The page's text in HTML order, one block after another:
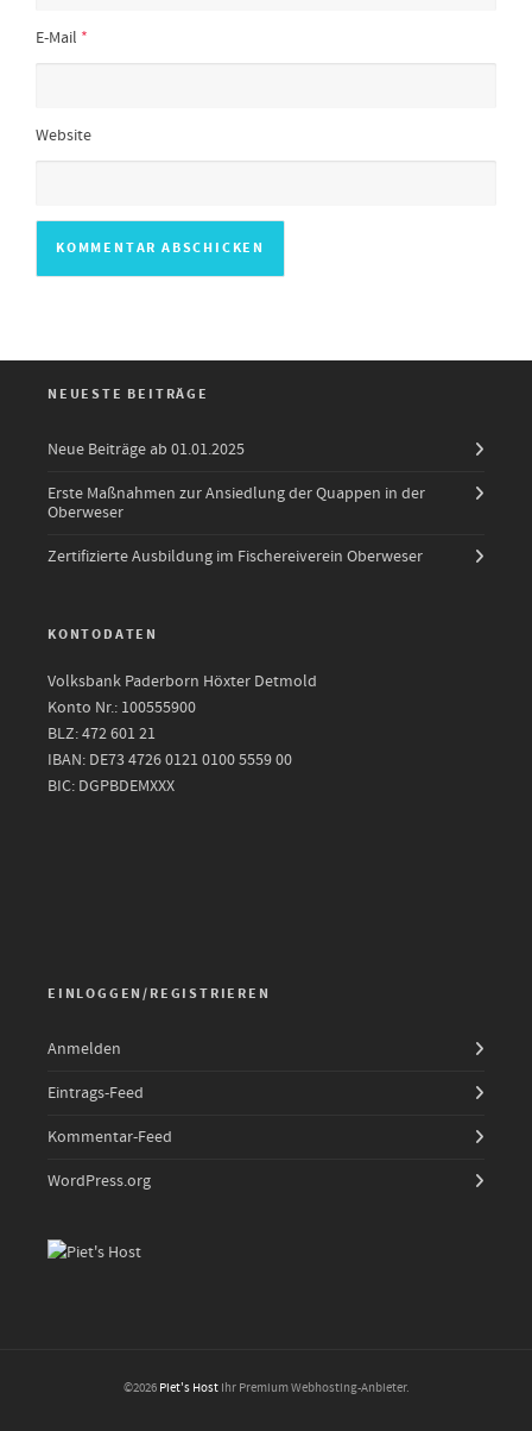
E-Mail *
Website
NEUESTE BEITRÄGE
Neue Beiträge ab 01.01.2025
Erste Maßnahmen zur Ansiedlung der Quappen in der
Oberweser
Zertifizierte Ausbildung im Fischereiverein Oberweser
KONTODATEN
Volksbank Paderborn Höxter Detmold
Konto Nr.: 100555900
BLZ: 472 601 21
IBAN: DE73 4726 0121 0100 5559 00
BIC: DGPBDEMXXX
EINLOGGEN/REGISTRIEREN
Anmelden
Eintrags-Feed
Kommentar-Feed
WordPress.org
©2026 Piet's HostIhr Premium Webhosting-Anbieter.